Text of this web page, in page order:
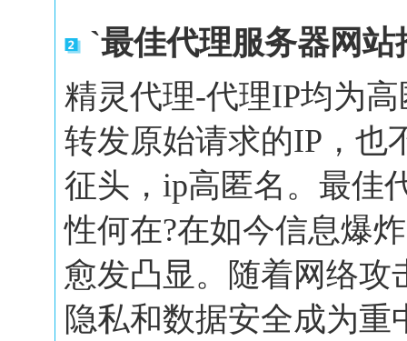
`最佳代理服务器网
精灵代理-代理IP均为
转发原始请求的IP，也
征头，ip高匿名。最佳
性何在?在如今信息爆
愈发凸显。随着网络攻
隐私和数据安全成为